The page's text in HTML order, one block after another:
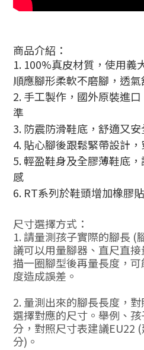
商品介紹：
1. 100%真皮材質，使用義
順應腳形柔軟不磨腳，透
2. 手工製作，國外原裝進
準
3. 防震防滑鞋底，舒適又安
4. 貼心腳後跟鬆緊帶設計
5. 輕盈鞋身及全膠薄鞋底
感
6. RT系列於鞋頭增加橡膠
尺寸選擇方式：
1. 請量測孩子實際的腳長 (
議可以用量腳器、直尺直
描一圈腳型後再量長度，
度造成誤差。
2. 量測出來的腳長長度，
選擇對應的尺寸。舉例、
分，對照尺寸表建議EU22
分)。